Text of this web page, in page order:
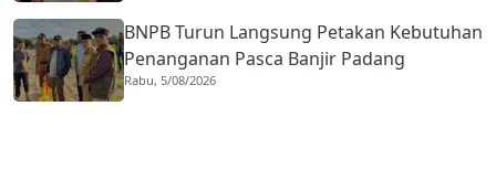
BNPB Turun Langsung Petakan Kebutuhan
Penanganan Pasca Banjir Padang
Rabu, 5/08/2026